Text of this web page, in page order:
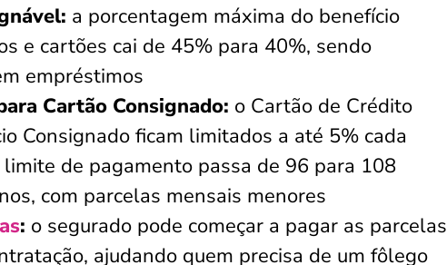
a porcentagem máxima do benefício
e cartões cai de 45% para 40%, sendo
empréstimos
Cartão Consignado: o Cartão de Crédito
Consignado ficam limitados a até 5% cada
limite de pagamento passa de 96 para 108
com parcelas mensais menores
: o segurado pode começar a pagar as parcelas
ajudando quem precisa de um fôlego